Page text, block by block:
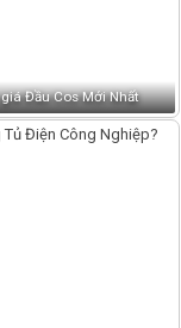
Đầu Cos Mới Nhất